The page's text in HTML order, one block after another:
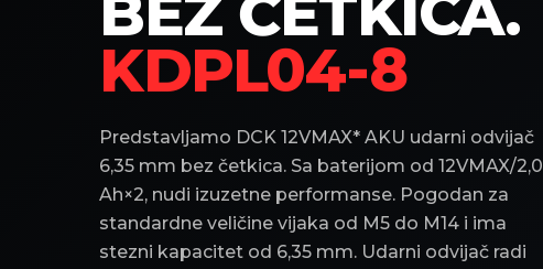
KDPL04-8
Predstavljamo DCK 12VMAX* AKU udarni odvijač
6,35 mm bez četkica. Sa baterijom od 12VMAX/2,0
Ah×2, nudi izuzetne performanse. Pogodan za
standardne veličine vijaka od M5 do M14 i ima
stezni kapacitet od 6,35 mm. Udarni odvijač radi